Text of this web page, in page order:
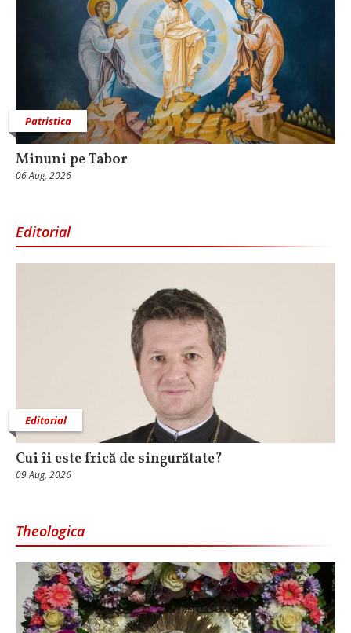
Patristica
Minuni pe Tabor
06 Aug, 2026
Editorial
Editorial
Cui îi este frică de singurătate?
09 Aug, 2026
Theologica